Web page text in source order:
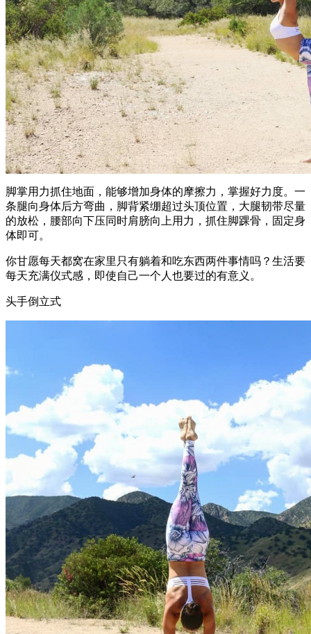
脚掌用力抓住地面，能够增加身体的摩擦力，掌握好力度。一
条腿向身体后方弯曲，脚背紧绷超过头顶位置，大腿韧带尽量
的放松，腰部向下压同时肩膀向上用力，抓住脚踝骨，固定身
体即可。
你甘愿每天都窝在家里只有躺着和吃东西两件事情吗？生活要
每天充满仪式感，即使自己一个人也要过的有意义。
头手倒立式